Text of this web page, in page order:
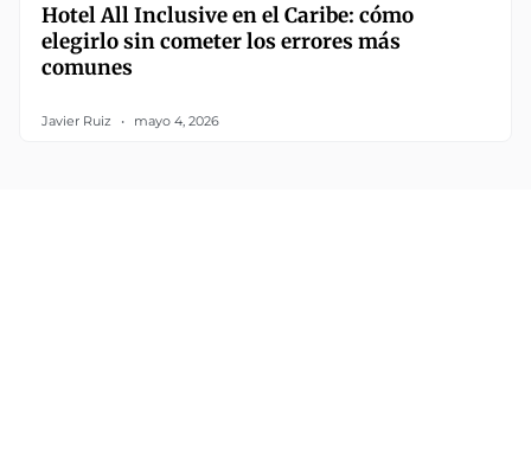
Hotel All Inclusive en el Caribe: cómo
elegirlo sin cometer los errores más
comunes
Javier Ruiz mayo 4, 2026